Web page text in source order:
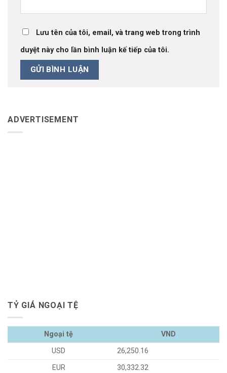
Lưu tên của tôi, email, và trang web trong trình
duyệt này cho lần bình luận kế tiếp của tôi.
ADVERTISEMENT
TỶ GIÁ NGOẠI TỆ
Ngoại tệ
VND
USD
26,250.16
EUR
30,332.32